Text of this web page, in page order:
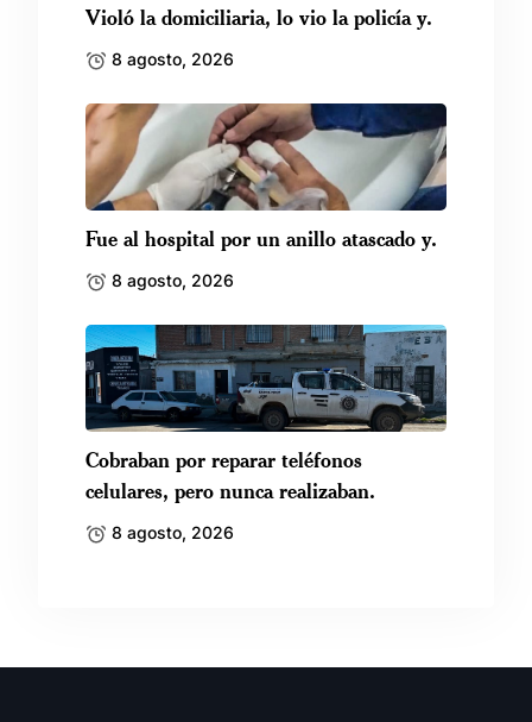
Violó la domiciliaria, lo vio la policía y.
8 agosto, 2026
Fue al hospital por un anillo atascado y.
8 agosto, 2026
Cobraban por reparar teléfonos
celulares, pero nunca realizaban.
8 agosto, 2026